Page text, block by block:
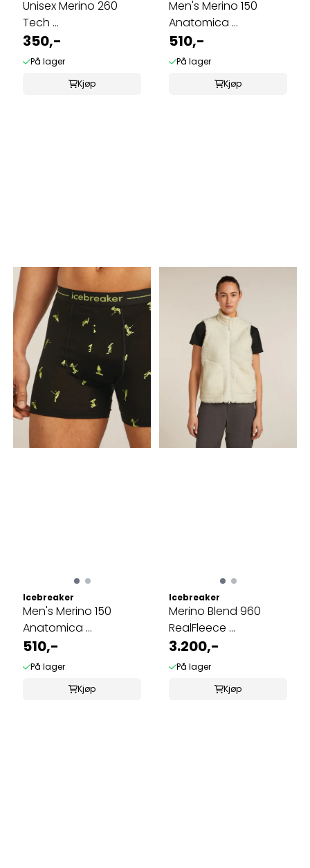
Unisex Merino 260
Tech ...
350,-
På lager
Kjøp
Men's Merino 150
Anatomica ...
510,-
På lager
Kjøp
Icebreaker
Men's Merino 150
Anatomica ...
510,-
På lager
Kjøp
Icebreaker
Merino Blend 960
RealFleece ...
3.200,-
På lager
Kjøp